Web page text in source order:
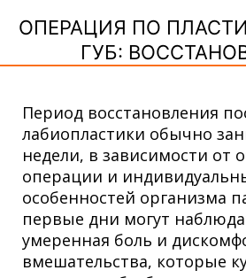
ОПЕРАЦИЯ ПО
ГУБ:
Период восстановления
лабиопластики обычно
недели, в зависимости от
операции и
особенностей организма
первые дни могут
умеренная боль и
вмешательства, которые